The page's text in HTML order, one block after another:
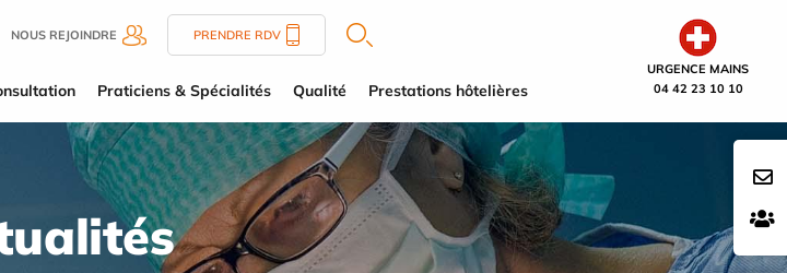
URGENCE MAINS
04 42 23 10 10
NOUS REJOINDRE PRENDRE RDV
Praticiens & Spécialités Qualité Prestations hôtelières